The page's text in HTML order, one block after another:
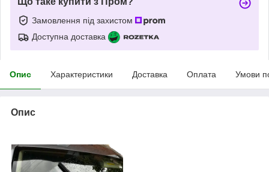
Замовлення під захистом
Доступна доставка
Опис Характеристики Доставка Оплата Умови
Опис